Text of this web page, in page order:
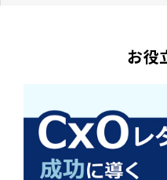
お役